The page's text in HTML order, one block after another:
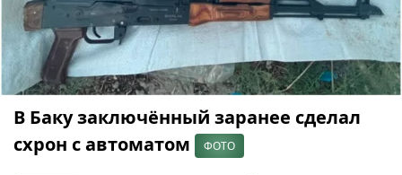
В Баку заключённый заранее сделал
схрон с автоматом
ФОТО